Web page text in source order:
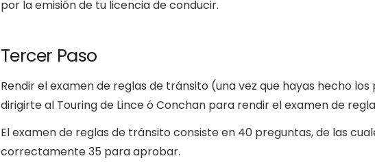
por la emisión de tu licencia de conducir.
Tercer Paso
Rendir el examen de reglas de tránsito (una vez que hayas hecho los
dirigirte al Touring de Lince ó Conchan para rendir el examen de
El examen de reglas de tránsito consiste en 40 preguntas, de las
correctamente 35 para aprobar.